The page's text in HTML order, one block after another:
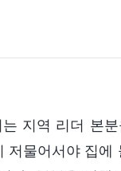
지역 리더 본
저물어서야 집